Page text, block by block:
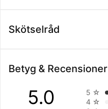
Skötselråd
Betyg & Recensioner
5.0 5 ☆
4 ☆